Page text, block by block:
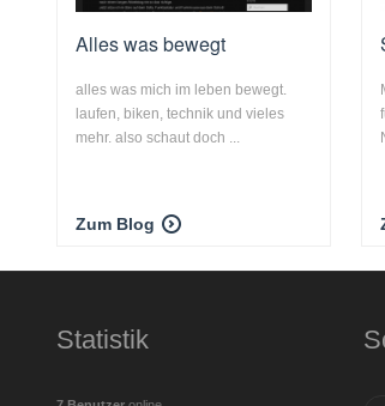
Alles was bewegt
alles was mich im leben bewegt.
laufen, biken, technik und vieles
mehr. also schaut doch ...
Zum Blog
Statistik